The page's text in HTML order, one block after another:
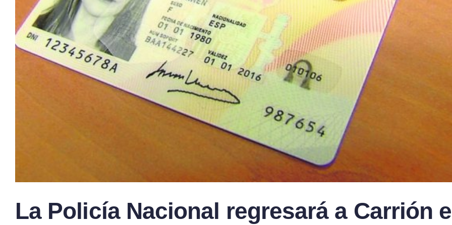
La Policía Nacional regresará a Carrión